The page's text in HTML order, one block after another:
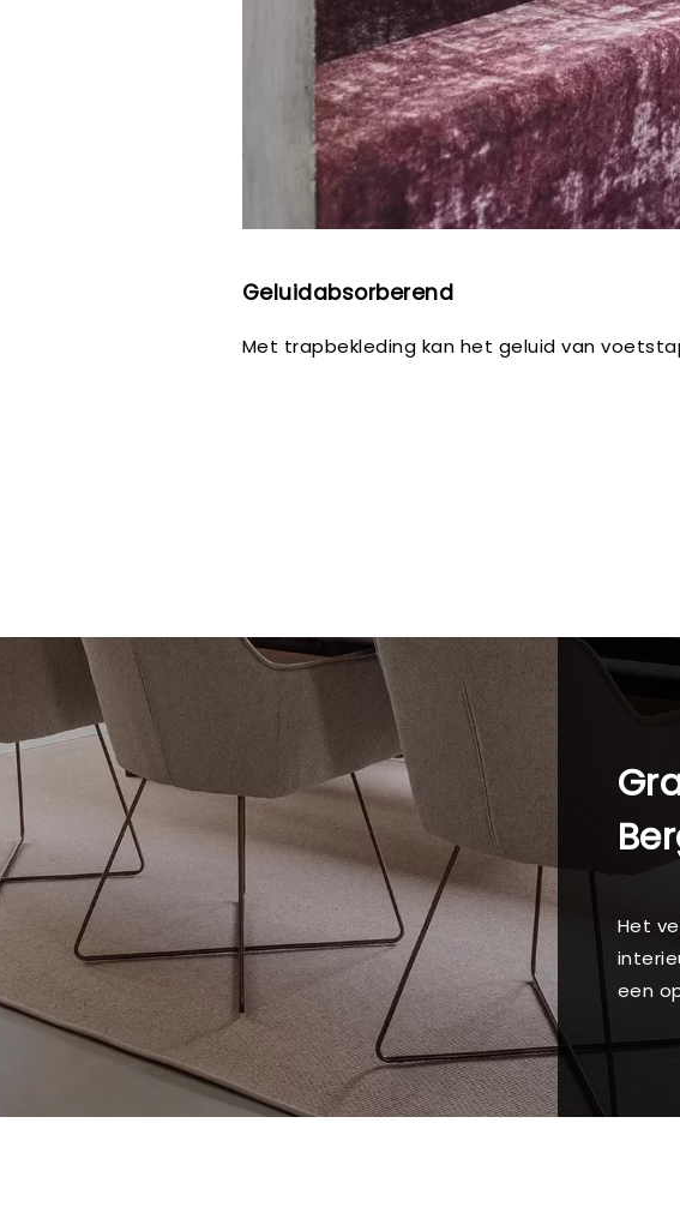
Geluidabsorberend
Met trapbekleding kan het geluid van
Het
een